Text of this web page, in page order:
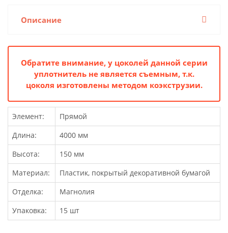
Описание
Обратите внимание, у цоколей данной серии
уплотнитель не является съемным, т.к.
цоколя изготовлены методом коэкструзии.
Элемент:
Прямой
Длина:
4000 мм
Высота:
150 мм
Материал:
Пластик, покрытый декоративной бумагой
Отделка:
Магнолия
Упаковка:
15 шт